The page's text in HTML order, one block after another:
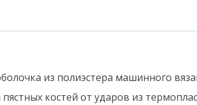
из полиэстера машинного
костей от ударов из